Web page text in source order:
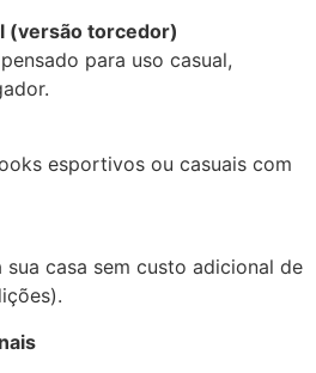
(versão torcedor)
para uso casual,
esportivos ou casuais com
casa sem custo adicional de